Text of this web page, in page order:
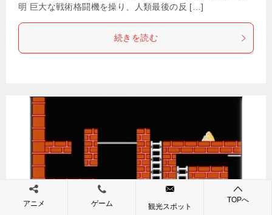
明 巨大な戦術格闘機を操り、人類最後の反 […]
続きを読む
アニメ ゲーム 観光スポット
TOPへ